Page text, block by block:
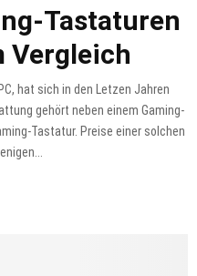
Tastaturen
Vergleich
hat sich in den Letzen Jahren
gehört neben einem Gaming-
Tastatur. Preise einer solchen